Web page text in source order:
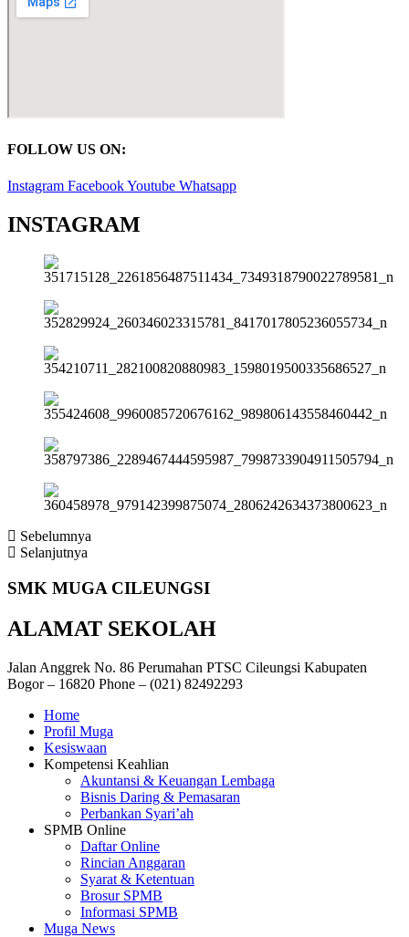
FOLLOW US ON:
Instagram FacebookYoutube Whatsapp
INSTAGRAM
Sebelumnya
Selanjutnya
SMK MUGA CILEUNGSI
ALAMAT SEKOLAH
Jalan Anggrek No. 86 Perumahan PTSC Cileungsi Kabupaten
Bogor – 16820 Phone – (021) 82492293
Home
Profil Muga
Kesiswaan
Kompetensi Keahlian
Akuntansi & Keuangan Lembaga
Bisnis Daring & Pemasaran
Perbankan Syari’ah
SPMB Online
Daftar Online
Rincian Anggaran
Syarat & Ketentuan
Brosur SPMB
Informasi SPMB
Muga News